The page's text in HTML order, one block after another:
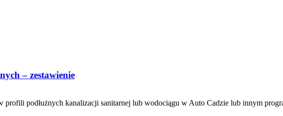
– zestawienie
podłużnych kanalizacji sanitarnej lub wodociągu w Auto Cadzie lub innym